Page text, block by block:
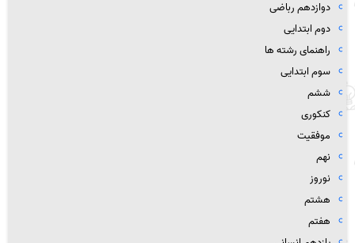
دوازدهم رباضی
دوم ابتدایی
راهنمای رشته ها
سوم ابتدایی
ششم
کنکوری
موفقیت
نهم
نوروز
هشتم
هفتم